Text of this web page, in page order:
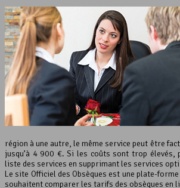
région à une autre, le même service peut être
jusqu’à 4 900 €. Si les coûts sont trop élevés,
liste des services en supprimant les services
Le site Officiel des Obsèques est une plate-
souhaitent comparer les tarifs des obsèques en